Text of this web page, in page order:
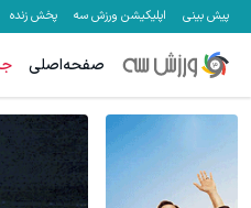
پیش بینی اپلیکیشن ورزش سه پخش زنده
صفحه‌اصلی